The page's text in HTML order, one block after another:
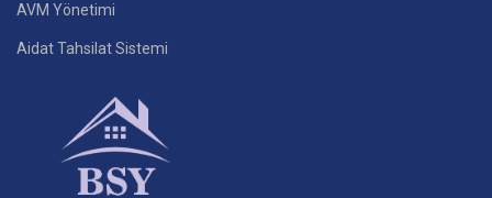
AVM Yönetimi
Aidat Tahsilat Sistemi